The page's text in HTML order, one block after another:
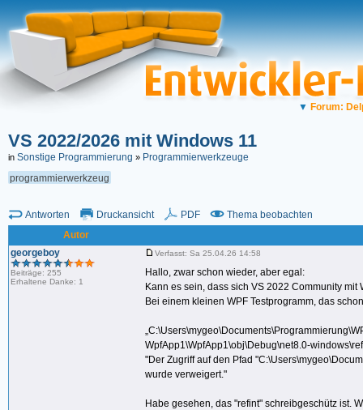
▼ Forum:
VS 2022/2026 mit Windows 11
in Sonstige Programmierung » Programmierwerkzeuge
programmierwerkzeug
Antworten Druckansicht PDF
Thema beobachten
Autor
georgeboy
Beiträge: 255
Erhaltene Danke: 1
Verfasst: Sa 25.04.26 14:58
Hallo, zwar schon wieder, aber egal:
Kann es sein, dass sich VS 2022 Community mit
Bei einem kleinen WPF Testprogramm, das
WpfApp1\WpfApp1\obj\Debug\net8.0-
"Der Zugriff auf den Pfad
wurde verweigert."
Habe gesehen, das "refint" schreibgeschütz ist.